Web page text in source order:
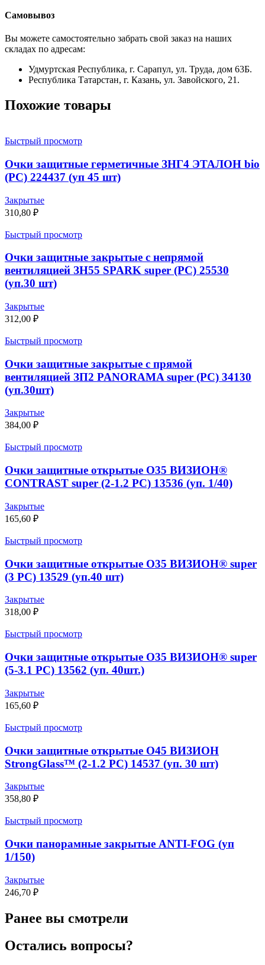
Самовывоз
Вы можете самостоятельно забрать свой заказ на наших
складах по адресам:
Удмуртская Республика, г. Сарапул, ул. Труда, дом 63Б.
Республика Татарстан, г. Казань, ул. Завойского, 21.
Похожие товары
Быстрый просмотр
Очки защитные герметичные ЗНГ4 ЭТАЛОН bio
(РС) 224437 (уп 45 шт)
Закрытые
310,80 ₽
Быстрый просмотр
Очки защитные закрытые с непрямой
вентиляцией ЗН55 SPARK super (РС) 25530
(уп.30 шт)
Закрытые
312,00 ₽
Быстрый просмотр
Очки защитные закрытые с прямой
вентиляцией ЗП2 PANORAMA super (PC) 34130
(уп.30шт)
Закрытые
384,00 ₽
Быстрый просмотр
Очки защитные открытые О35 ВИЗИОН®
CONTRAST super (2-1.2 PC) 13536 (уп. 1/40)
Закрытые
165,60 ₽
Быстрый просмотр
Очки защитные открытые О35 ВИЗИОН® super
(3 PC) 13529 (уп.40 шт)
Закрытые
318,00 ₽
Быстрый просмотр
Очки защитные открытые О35 ВИЗИОН® super
(5-3.1 PC) 13562 (уп. 40шт.)
Закрытые
165,60 ₽
Быстрый просмотр
Очки защитные открытые О45 ВИЗИОН
StrongGlass™ (2-1.2 PC) 14537 (уп. 30 шт)
Закрытые
358,80 ₽
Быстрый просмотр
Очки панорамные закрытые ANTI-FOG (уп
1/150)
Закрытые
246,70 ₽
Ранее вы смотрели
Остались вопросы?